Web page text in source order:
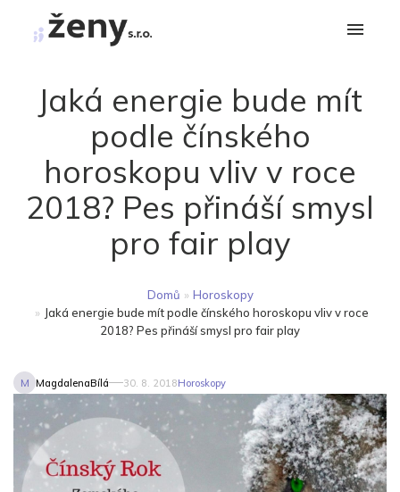
Jaká energie bude mít
podle čínského
horoskopu vliv v roce
2018? Pes přináší smysl
pro fair play
Domů » Horoskopy
» Jaká energie bude mít podle čínského horoskopu vliv v roce
2018? Pes přináší smysl pro fair play
M MagdalenaBílá 30. 8. 2018Horoskopy